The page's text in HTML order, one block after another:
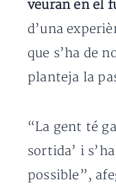
veuran en el
d’una
que s’ha de
planteja la
“La gent té
sortida’ i
possible”,